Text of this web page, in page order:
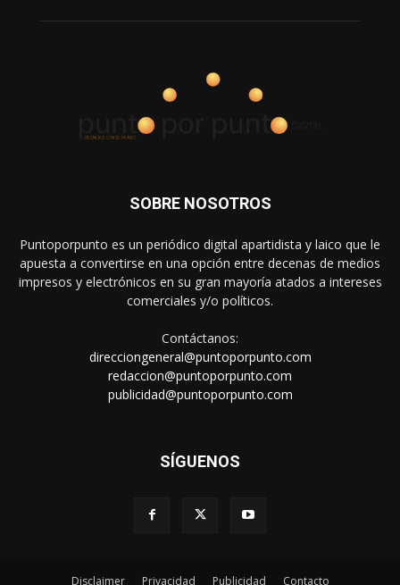
SOBRE NOSOTROS
Puntoporpunto es un periódico digital apartidista y laico que le
apuesta a convertirse en una opción entre decenas de medios
impresos y electrónicos en su gran mayoría atados a intereses
comerciales y/o políticos.
Contáctanos:
direcciongeneral@puntoporpunto.com
redaccion@puntoporpunto.com
publicidad@puntoporpunto.com
SÍGUENOS
Disclaimer Privacidad Publicidad Contacto